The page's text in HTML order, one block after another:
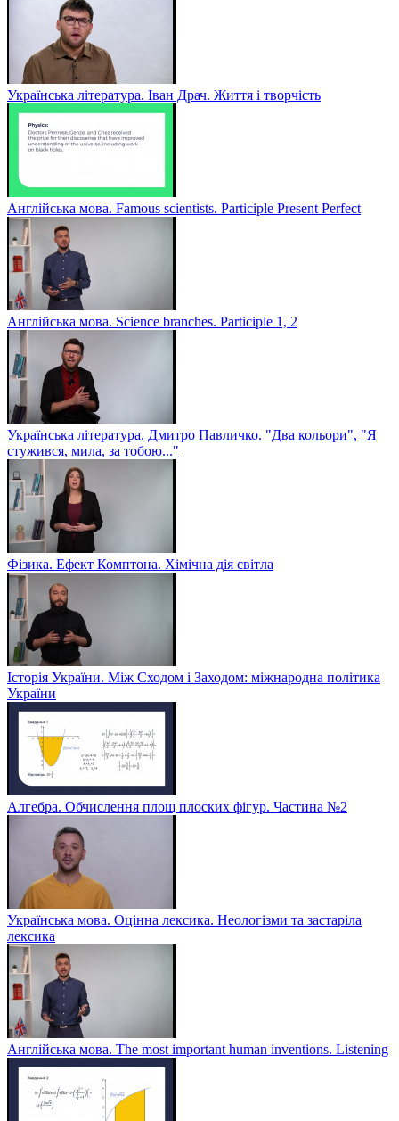
Українська література. Іван Драч. Життя і творчість
Англійська мова. Famous scientists. Participle Present Perfect
Англійська мова. Sсience branches. Participle 1, 2
Українська література. Дмитро Павличко. "Два кольори", "Я
стужився, мила, за тобою..."
Фізика. Ефект Комптона. Хімічна дія світла
Історія України. Між Сходом і Заходом: міжнародна політика
України
Алгебра. Обчислення площ плоских фігур. Частина №2
Українська мова. Оцінна лексика. Неологізми та застаріла
лексика
Англійська мова. The most important human inventions. Listening